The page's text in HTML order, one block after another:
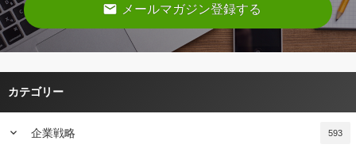
email メールマガジン登録する
カテゴリー
keyboard_arrow_down 企業戦略 593